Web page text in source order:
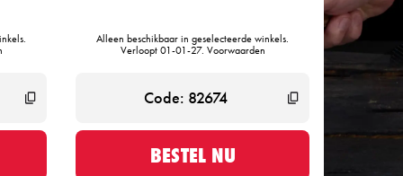
Alleen beschikbaar in geselecteerde winkels.
Verloopt 01-01-27. Voorwaarden
BESTEL NU